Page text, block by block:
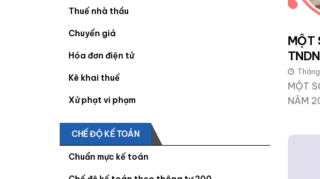
Thuế nhà thầu
Chuyển giá
Hóa đơn điện tử
Kê khai thuế
Xử phạt vi phạm
CHẾ ĐỘ KẾ TOÁN
Chuẩn mực kế toán
MỘT
TNDN
MỘT
NĂM